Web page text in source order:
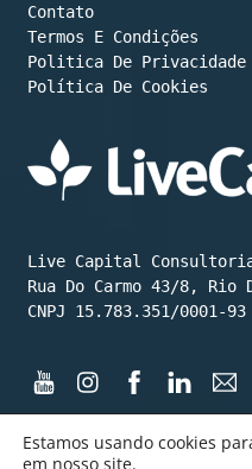
Contato
Termos E Condições
Política De Cookies
Live Capital
Rua Do Carmo 43/8,
CNPJ 15.783.351/0001-93
Estamos usando cookies
em nosso site.